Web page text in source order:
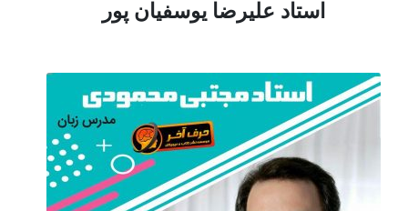
استاد علیرضا یوسفیان پور